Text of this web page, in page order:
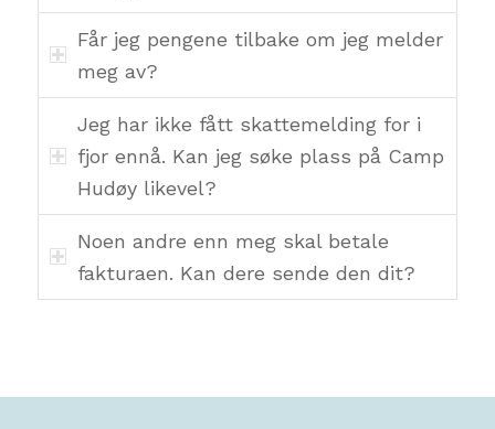
Får jeg pengene tilbake om jeg melder
meg av?
Jeg har ikke fått skattemelding for i
fjor ennå. Kan jeg søke plass på Camp
Hudøy likevel?
Noen andre enn meg skal betale
fakturaen. Kan dere sende den dit?